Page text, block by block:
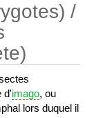
/
d'imago, ou
lors duquel il